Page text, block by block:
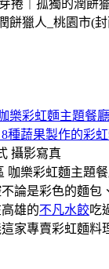
捲｜孤獨的潤餅
樂彩虹麵主題餐
種蔬果製作的彩
攝影寫真
論是彩色的麵包
雄的不凡水餃吃
家專賣彩虹麵料